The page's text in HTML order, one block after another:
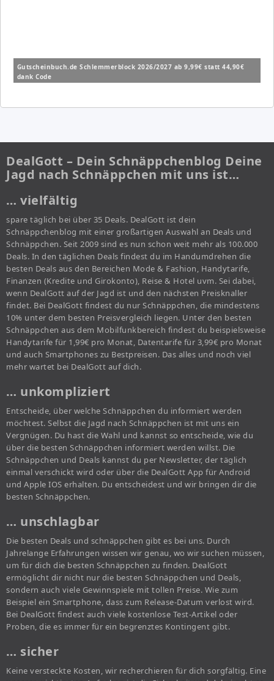
Gutscheinbuch.de Schlemmerblock 2026/2027 ab 9,99€ statt 44,90€
dank Code
DealGott – Dein Schnäppchenblog Deine
Jagd nach Schnäppchen mit uns ist…
… vielfältig
spare täglich bei über 35 Deals. DealGott ist dein
Schnäppchenblog mit einer großartigen Auswahl an Deals und
Schnäppchen. Seit 2009 sind es nun schon weit mehr als 100.000
Deals. In den täglichen Deals findest du im Handumdrehen die
besten Deals aus den Bereichen Mode & Fashion, Handytarife,
Finanzen (Kredite und Girokonto), Reise & Hotel uvm. Sei dabei,
wenn DealGott auf der Jagd ist und den nächsten Preisknaller
findet. Bei DealGott findest du nur Schnäppchen, die mindestens
10% unter dem besten Preisvergleich liegen. Unter den besten
Schnäppchen aus dem Mobilfunkbereich findest du beispielsweise
Handytarife für 1,99€ pro Monat, Datentarife für 3,99€ pro Monat
und auch Smartphones zu Bestpreisen. Das alles und noch viel
mehr wartet bei DealGott auf dich.
… unkompliziert
Entscheide, über welche Schnäppchen du informiert werden
möchtest. Selbst die Jagd nach Schnäppchen ist mit uns ein
Vergnügen. Du hast die Wahl und kannst so entscheide, wie du
über die besten Schnäppchen informiert werden willst. Die
Schnäppchen und Deals kannst du per Newsletter, der täglich
einmal verschickt wird oder über die DealGott App für Android
und Apple IOS erhalten. Du entscheidest und wir bringen dir die
besten Schnäppchen.
… unschlagbar
Die besten Deals und schnäppchen gibt es bei uns. Durch
Jahrelange Erfahrungen wissen wir genau, wo wir suchen müssen,
um für dich die besten Schnäppchen zu finden. DealGott
ermöglicht dir nicht nur die besten Schnäppchen und Deals,
sondern auch viele Gewinnspiele mit tollen Preise. Wie zum
Beispiel ein Smartphone, dass zum Release-Datum verlost wird.
Bei DealGott findest auch viele kostenlose Test-Artikel oder
Proben, die es immer für ein begrenztes Kontingent gibt.
… sicher
Keine versteckte Kosten, wir recherchieren für dich sorgfältig. Eine